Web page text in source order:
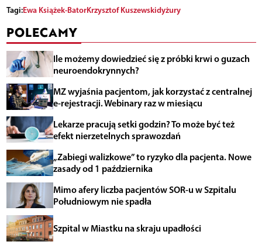
Tagi:Ewa Książek-BatorKrzysztof Kuszewskidyżury
POLECAMY
Ile możemy dowiedzieć się z próbki krwi o guzach
neuroendokrynnych?
MZ wyjaśnia pacjentom, jak korzystać z centralnej
e-rejestracji. Webinary raz w miesiącu
Lekarze pracują setki godzin? To może być też
efekt nierzetelnych sprawozdań
„Zabiegi walizkowe” to ryzyko dla pacjenta. Nowe
zasady od 1 października
Mimo afery liczba pacjentów SOR-u w Szpitalu
Południowym nie spadła
Szpital w Miastku na skraju upadłości